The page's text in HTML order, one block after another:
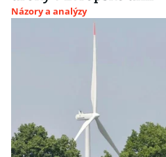
Názory a analýzy